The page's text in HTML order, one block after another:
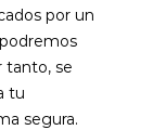
por un
tanto, se
tu
segura.